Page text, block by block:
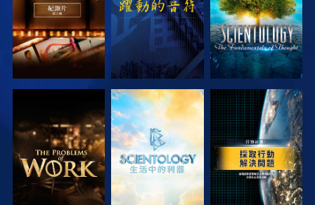
探索系列節目 探索系列節目 觀看